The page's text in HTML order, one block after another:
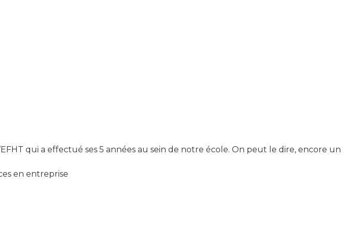
qui a effectué ses 5 années au sein de notre école. On peut le dire, encore un
en entreprise